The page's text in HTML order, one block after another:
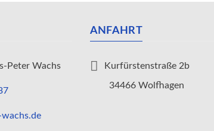
Peter Wachs
wachs.de
ANFAHRT
Kurfürstenstraße 2b
34466 Wolfhagen